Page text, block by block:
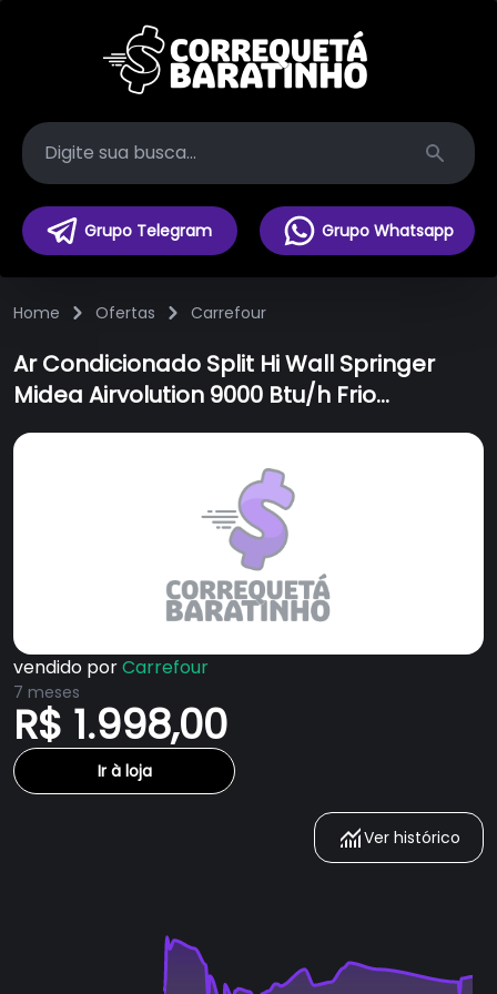
Search
Grupo Telegram Grupo Whatsapp
Home Ofertas Carrefour
Ar Condicionado Split Hi Wall Springer
Midea Airvolution 9000 Btu/h Frio
42affci09s5 - 220 Volts
vendido porCarrefour
7 meses
R$ 1.998,00
Ir à loja
Ver histórico